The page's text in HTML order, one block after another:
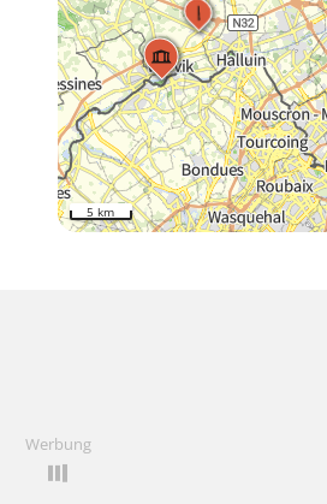
5 km
Werbung